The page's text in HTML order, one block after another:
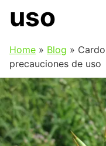
uso
Home » Blog »
precauciones de uso